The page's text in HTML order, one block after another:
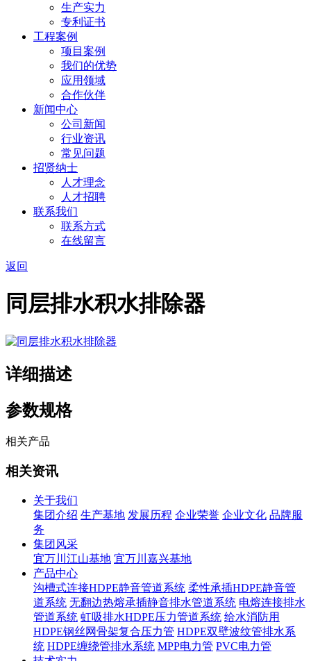
生产实力
专利证书
工程案例
项目案例
我们的优势
应用领域
合作伙伴
新闻中心
公司新闻
行业资讯
常见问题
招贤纳士
人才理念
人才招聘
联系我们
联系方式
在线留言
返回
同层排水积水排除器
详细描述
参数规格
相关产品
相关资讯
关于我们
集团介绍 生产基地 发展历程 企业荣誉 企业文化 品牌服
务
集团风采
宜万川江山基地 宜万川嘉兴基地
产品中心
沟槽式连接HDPE静音管道系统 柔性承插HDPE静音管
道系统 无翻边热熔承插静音排水管道系统 电熔连接排水
管道系统 虹吸排水HDPE压力管道系统 给水消防用
HDPE钢丝网骨架复合压力管 HDPE双壁波纹管排水系
统 HDPE缠绕管排水系统 MPP电力管 PVC电力管